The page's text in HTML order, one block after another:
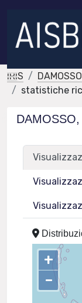
IRIS
statistiche
+
–